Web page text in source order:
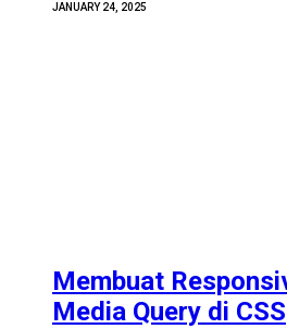
JANUARY 24, 2025
Membuat
Media Query di CSS